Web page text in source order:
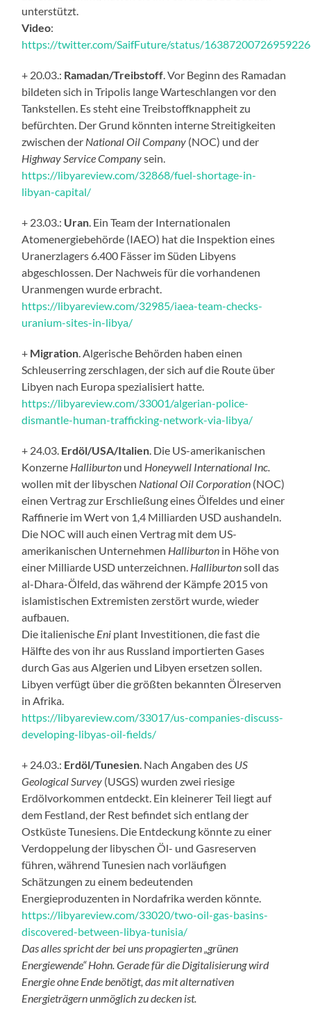
unterstützt.
Video:
https://twitter.com/SaifFuture/status/
+ 20.03.: Ramadan/Treibstoff . Vor Beginn des Ramadan
bildeten sich in Tripolis lange Warteschlangen vor den
Tankstellen. Es steht eine Treibstoffknappheit zu
befürchten. Der Grund könnten interne Streitigkeiten
zwischen der National Oil Company (NOC) und der
Highway Service Companysein.
https://libyareview.com/32868/fuel-shortage-in-
libyan-capital/
+ 23.03.: Uran . Ein Team der Internationalen
Atomenergiebehörde (IAEO) hat die Inspektion eines
Uranerzlagers 6.400 Fässer im Süden Libyens
abgeschlossen. Der Nachweis für die vorhandenen
Uranmengen wurde erbracht.
https://libyareview.com/32985/iaea-team-checks-
uranium-sites-in-libya/
+ Migration . Algerische Behörden haben einen
Schleuserring zerschlagen, der sich auf die Route über
Libyen nach Europa spezialisiert hatte.
https://libyareview.com/33001/algerian-police-
dismantle-human-trafficking-network-via-libya/
+ 24.03. Erdöl/USA/Italien . Die US-amerikanischen
Konzerne Halliburton und Honeywell International Inc.
wollen mit der libyschen National Oil Corporation (NOC)
einen Vertrag zur Erschließung eines Ölfeldes und einer
Raffinerie im Wert von 1,4 Milliarden USD aushandeln.
Die NOC will auch einen Vertrag mit dem US-
amerikanischen Unternehmen Halliburton in Höhe von
einer Milliarde USD unterzeichnen. Halliburtonsoll das
al-Dhara-Ölfeld, das während der Kämpfe 2015 von
islamistischen Extremisten zerstört wurde, wieder
aufbauen.
Die italienische Eni plant Investitionen, die fast die
Hälfte des von ihr aus Russland importierten Gases
durch Gas aus Algerien und Libyen ersetzen sollen.
Libyen verfügt über die größten bekannten Ölreserven
in Afrika.
https://libyareview.com/33017/us-companies-discuss-
developing-libyas-oil-fields/
+ 24.03.: Erdöl/Tunesien . Nach Angaben des US
Geological Survey (USGS) wurden zwei riesige
Erdölvorkommen entdeckt. Ein kleinerer Teil liegt auf
dem Festland, der Rest befindet sich entlang der
Ostküste Tunesiens. Die Entdeckung könnte zu einer
Verdoppelung der libyschen Öl- und Gasreserven
führen, während Tunesien nach vorläufigen
Schätzungen zu einem bedeutenden
Energieproduzenten in Nordafrika werden könnte.
https://libyareview.com/33020/two-oil-gas-basins-
discovered-between-libya-tunisia/
Das alles spricht der bei uns propagierten „grünen
Energiewende“ Hohn. Gerade für die Digitalisierung wird
Energie ohne Ende benötigt, das mit alternativen
Energieträgern unmöglich zu decken ist.